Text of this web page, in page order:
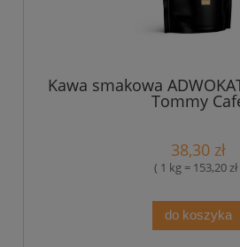
Kawa smakowa
Tommy
38,30 zł
( 1 kg = 153,20 zł
do koszyka